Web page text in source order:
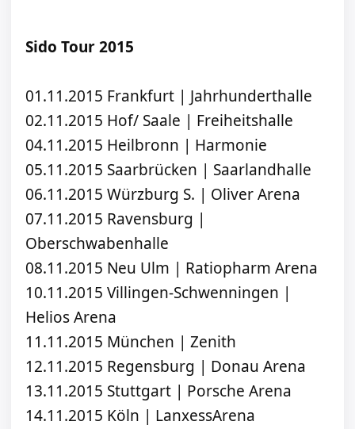
Sido Tour 2015
01.11.2015 Frankfurt | Jahrhunderthalle
02.11.2015 Hof/ Saale | Freiheitshalle
04.11.2015 Heilbronn | Harmonie
05.11.2015 Saarbrücken | Saarlandhalle
06.11.2015 Würzburg S. | Oliver Arena
07.11.2015 Ravensburg |
Oberschwabenhalle
08.11.2015 Neu Ulm | Ratiopharm Arena
10.11.2015 Villingen-Schwenningen |
Helios Arena
11.11.2015 München | Zenith
12.11.2015 Regensburg | Donau Arena
13.11.2015 Stuttgart | Porsche Arena
14.11.2015 Köln | LanxessArena